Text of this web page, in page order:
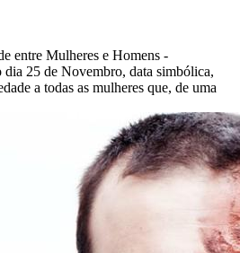
entre Mulheres e Homens -
25 de Novembro, data simbólica,
a todas as mulheres que, de uma